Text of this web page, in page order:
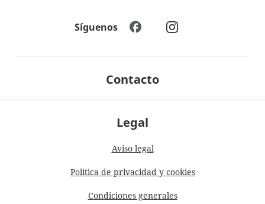
Legal
Aviso legal
Política de privacidad y cookies
Condiciones generales
Contacto
Síguenos